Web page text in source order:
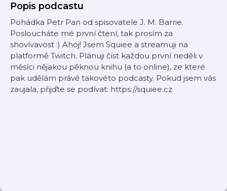
Popis podcastu
Pohádka Petr Pan od spisovatele J. M. Barrie.
Posloucháte mé první čtení, tak prosím za
shovívavost :) Ahoj! Jsem Squiee a streamuji na
platformě Twitch. Plánuji číst každou první neděli v
měsíci nějakou pěknou knihu (a to online), ze které
pak udělám právě takovéto podcasty. Pokud jsem vás
zaujala, přijďte se podívat: https://squiee.cz